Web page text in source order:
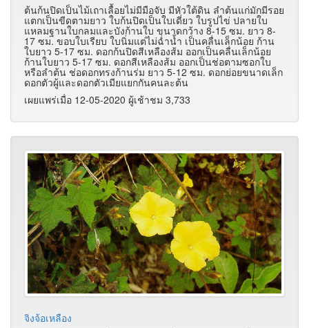
ต้นก้นปิดเป็นไม้เถาเลื้อยไม่มีมือจับ มีหัวใต้ดิน ลำต้นแก่มักมีรอย
แตกเป็นขีดตามยาว ใบก้นปิดเป็นใบเดี่ยว ใบรูปไข่ ปลายใบ
แหลมฐานใบกลมและบังก้านใบ ขนาดกว้าง 8-15 ซม. ยาว 8-
17 ซม. ขอบใบเรียบ ใบนิ่มแต่ไม่ฉ่ำน้ำ เป็นคลื่นเล็กน้อย ก้าน
ใบยาว 5-17 ซม. ดอกก้นปิดสีเหลืองส้ม ออกเป็นคลื่นเล็กน้อย
ก้านใบยาว 5-17 ซม. ดอกสีเหลืองส้ม ออกเป็นช่อตามซอกใบ
หรือลำต้น ช่อดอกทรงก้านร่ม ยาว 5-12 ซม. ดอกย่อยขนาดเล็ก
ดอกตัวผู้และดอกตัวเมียแยกกันคนละต้น
เผยแพร่เมื่อ 12-05-2020 ผู้เช้าชม 3,733
จิงจ้อเหลือง